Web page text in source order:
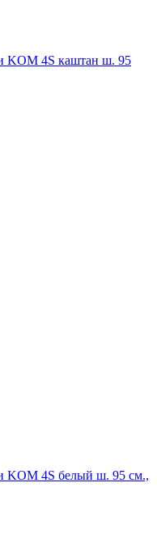
KOM 4S каштан ш. 95
KOM 4S белый ш. 95 см.,